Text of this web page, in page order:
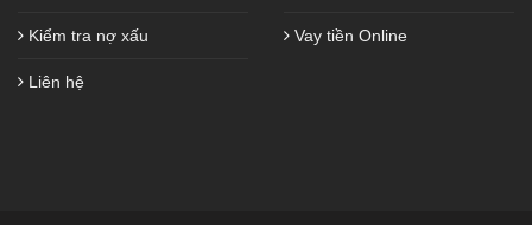
Kiểm tra nợ xấu
Liên hệ
Vay tiền Online